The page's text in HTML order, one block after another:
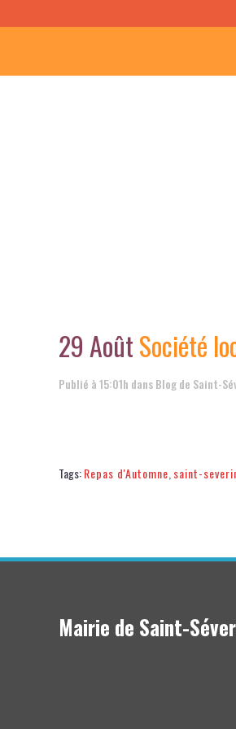
29 AoûtSociété
Publié à 15:01h dansBlog de Saint-
Tags:Repas d'Automne saint-
Mairie de Saint-